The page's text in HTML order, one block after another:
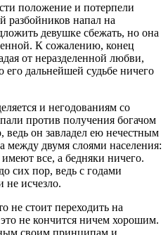
положение и потерпели
разбойников напал на
девушке сбежать, но она
К сожалению, конец
от неразделенной любви,
дальнейшей судьбе ничего
и негодованиям со
против получения богачом
ведь он завладел ею нечестным
между двумя слоями населения:
все, а бедняки ничего.
сих пор, ведь с годами
не исчезло.
не стоит переходить на
не кончится ничем хорошим.
своим принципам и